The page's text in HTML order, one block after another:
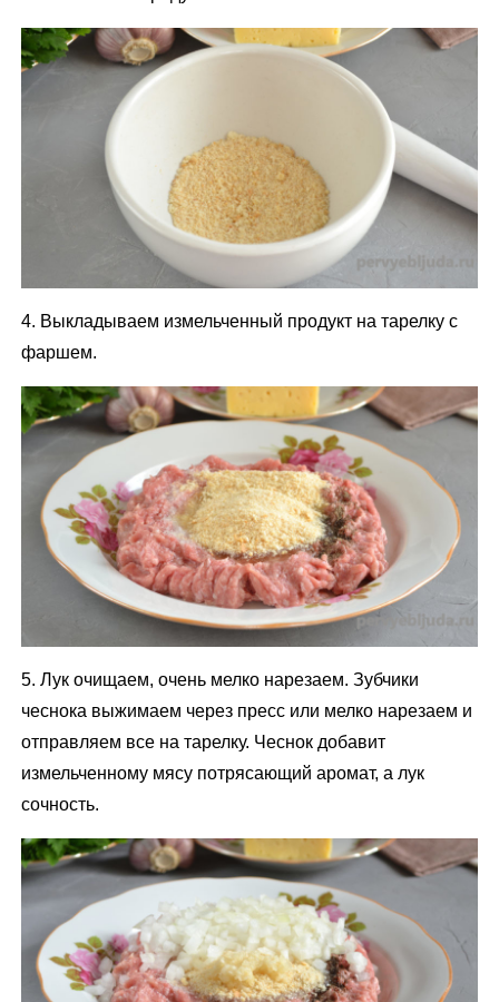
4. Выкладываем измельченный продукт на тарелку с
фаршем.
5. Лук очищаем, очень мелко нарезаем. Зубчики
чеснока выжимаем через пресс или мелко нарезаем и
отправляем все на тарелку. Чеснок добавит
измельченному мясу потрясающий аромат, а лук
сочность.